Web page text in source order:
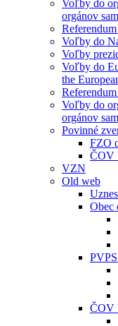
Voľby do
orgánov
Voľby do
Voľby
Voľby do
the
Voľby do
orgánov
Povinné
FZO
ČOV
VZN
Old web
Obec
ČOV